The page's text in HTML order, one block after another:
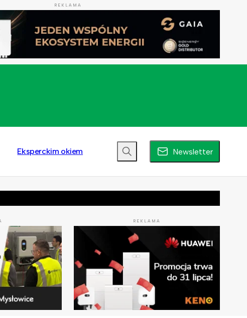
REKLAMA
Eksperckim okiem Newsletter
REKLAMA